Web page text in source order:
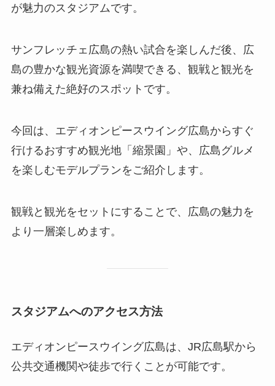
が魅力のスタジアムです。
サンフレッチェ広島の熱い試合を楽しんだ後、広
島の豊かな観光資源を満喫できる、観戦と観光を
兼ね備えた絶好のスポットです。
今回は、エディオンピースウイング広島からすぐ
行けるおすすめ観光地「縮景園」や、広島グルメ
を楽しむモデルプランをご紹介します。
観戦と観光をセットにすることで、広島の魅力を
より一層楽しめます。
スタジアムへのアクセス方法
エディオンピースウイング広島は、JR広島駅から
公共交通機関や徒歩で行くことが可能です。